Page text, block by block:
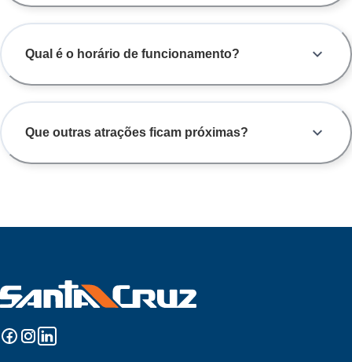
Qual é o horário de funcionamento?
Que outras atrações ficam próximas?